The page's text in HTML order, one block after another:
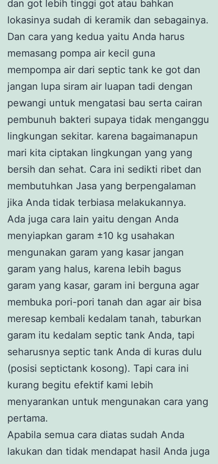
dan got lebih tinggi got atau bahkan
lokasinya sudah di keramik dan sebagainya.
Dan cara yang kedua yaitu Anda harus
memasang pompa air kecil guna
mempompa air dari septic tank ke got dan
jangan lupa siram air luapan tadi dengan
pewangi untuk mengatasi bau serta cairan
pembunuh bakteri supaya tidak menganggu
lingkungan sekitar. karena bagaimanapun
mari kita ciptakan lingkungan yang yang
bersih dan sehat. Cara ini sedikti ribet dan
membutuhkan Jasa yang berpengalaman
jika Anda tidak terbiasa melakukannya.
Ada juga cara lain yaitu dengan Anda
menyiapkan garam ±10 kg usahakan
mengunakan garam yang kasar jangan
garam yang halus, karena lebih bagus
garam yang kasar, garam ini berguna agar
membuka pori-pori tanah dan agar air bisa
meresap kembali kedalam tanah, taburkan
garam itu kedalam septic tank Anda, tapi
seharusnya septic tank Anda di kuras dulu
(posisi septictank kosong). Tapi cara ini
kurang begitu efektif kami lebih
menyarankan untuk mengunakan cara yang
pertama.
Apabila semua cara diatas sudah Anda
lakukan dan tidak mendapat hasil Anda juga